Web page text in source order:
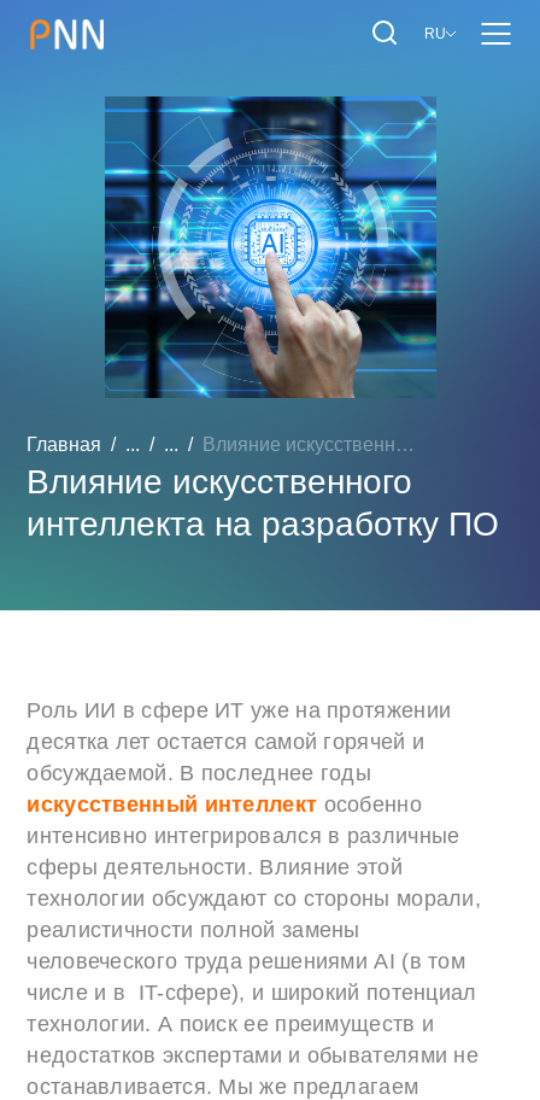
RU
Главная ... ... Влияние искусственного ин...
Влияние искусственного
интеллекта на разработку ПО
Роль ИИ в сфере ИТ уже на протяжении
десятка лет остается самой горячей и
обсуждаемой. В последнее годы
искусственный интеллект особенно
интенсивно интегрировался в различные
сферы деятельности. Влияние этой
технологии обсуждают со стороны морали,
реалистичности полной замены
человеческого труда решениями AI (в том
числе и в IT-сфере), и широкий потенциал
технологии. А поиск ее преимуществ и
недостатков экспертами и обывателями не
останавливается. Мы же предлагаем